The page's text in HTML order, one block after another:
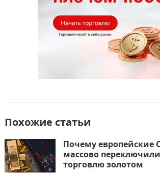
Похожие статьи
Почему европейские
массово
торговлю золотом